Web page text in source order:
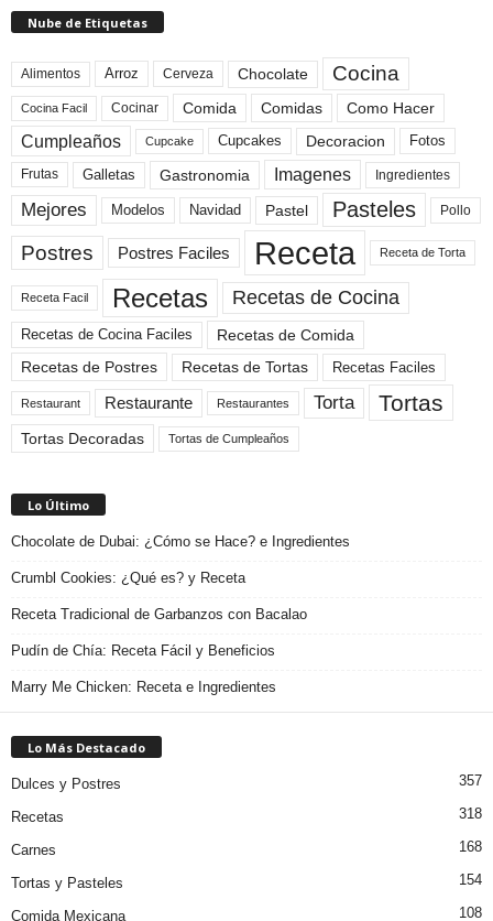
Nube de Etiquetas
Alimentos Arroz Cerveza Chocolate Cocina
Cocina Facil Cocinar Comida Comidas Como Hacer
Cumpleaños Cupcake Cupcakes Decoracion Fotos
Frutas Galletas Gastronomia Imagenes Ingredientes
Mejores Modelos Navidad Pastel Pasteles Pollo
Postres Postres Faciles Receta Receta de Torta
Receta Facil Recetas Recetas de Cocina
Recetas de Cocina Faciles
Recetas de Comida
Recetas de Postres
Recetas de Tortas Recetas Faciles
Restaurant Restaurante Restaurantes Torta Tortas
Tortas Decoradas Tortas de Cumpleaños
Lo Último
Chocolate de Dubai: ¿Cómo se Hace? e Ingredientes
Crumbl Cookies: ¿Qué es? y Receta
Receta Tradicional de Garbanzos con Bacalao
Pudín de Chía: Receta Fácil y Beneficios
Marry Me Chicken: Receta e Ingredientes
Lo Más Destacado
Dulces y Postres 357
Recetas 318
Carnes 168
Tortas y Pasteles 154
Comida Mexicana 108